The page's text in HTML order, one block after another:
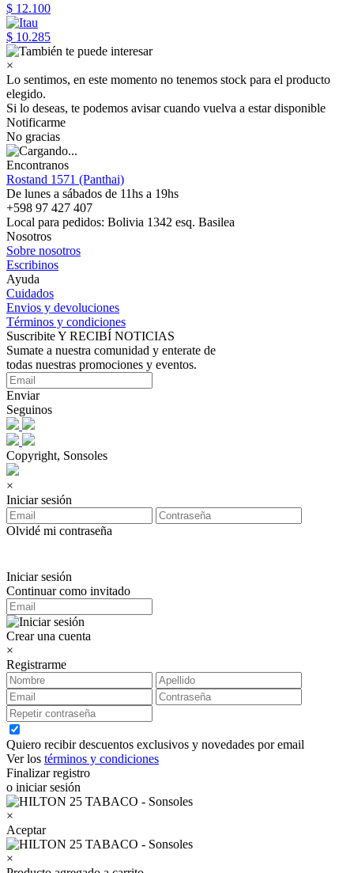
$ 12.100
$ 10.285
×
Lo sentimos, en este momento no tenemos stock para el producto
elegido.
Si lo deseas, te podemos avisar cuando vuelva a estar disponible
Notificarme
No gracias
Encontranos
Rostand 1571 (Panthai)
De lunes a sábados de 11hs a 19hs
+598 97 427 407
Local para pedidos: Bolivia 1342 esq. Basilea
Nosotros
Sobre nosotros
Escribinos
Ayuda
Cuidados
Envios y devoluciones
Términos y condiciones
Suscribite Y RECIBÍ NOTICIAS
Sumate a nuestra comunidad y enterate de
todas nuestras promociones y eventos.
Enviar
Seguinos
Copyright, Sonsoles
×
Iniciar sesión
Olvidé mi contraseña
Iniciar sesión
Continuar como invitado
Crear una cuenta
×
Registrarme
Quiero recibir descuentos exclusivos y novedades por email
Ver los términos y condiciones
Finalizar registro
o iniciar sesión
×
Aceptar
×